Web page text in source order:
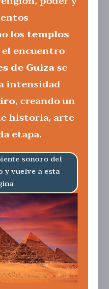
los templos
encuentro
de Guizase
intensidad
, creando un
historia, arte
etapa.
sonoro del
y vuelve a esta